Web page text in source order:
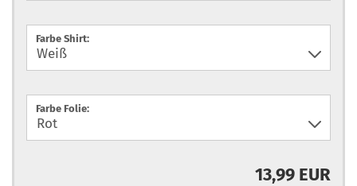
Farbe Shirt:
Farbe Folie:
13,99 EUR